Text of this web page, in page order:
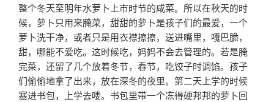
整个冬天至明年水萝卜上市时节的咸菜。所以在秋天的时
候，萝卜只用来腌菜，甜甜的萝卜是孩子们的最爱，一个
萝卜洗干净，或者只是用衣襟擦擦，送进嘴里，嘎巴脆，
甜，哪能不爱吃。这时候吃，妈妈不会去管理的。若是腌
完菜，还留了几个放着冬节，春节，吃饺子时调馅。孩子
们偷偷地拿了出来，放在深冬的夜里。第二天上学的时候
塞进书包，上学去喽。书包里带一个冻得硬邦邦的萝卜回